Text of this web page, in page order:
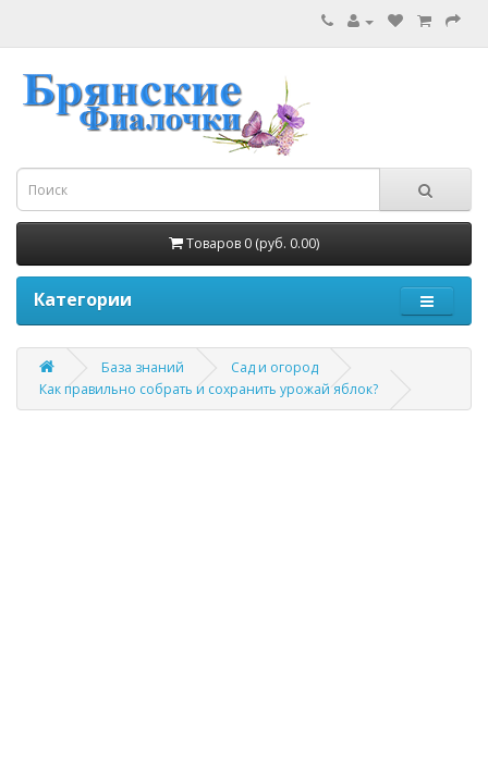
Товаров 0 (руб. 0.00)
Категории
База знаний
Сад и огород
Как правильно собрать и сохранить урожай яблок?